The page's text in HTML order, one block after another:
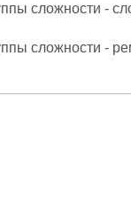
сложности -
сложности -